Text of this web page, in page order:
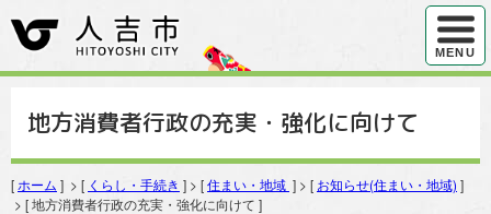
ハンバ
MENU
地方消費者行政の充実・強化に向けて
[ ホーム ] > [ くらし・手続き ] > [住まい・地域 ] > [ お知らせ(住まい・地域) ]
> [ 地方消費者行政の充実・強化に向けて ]